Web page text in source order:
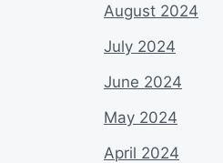
August 2024
July 2024
June 2024
May 2024
April 2024